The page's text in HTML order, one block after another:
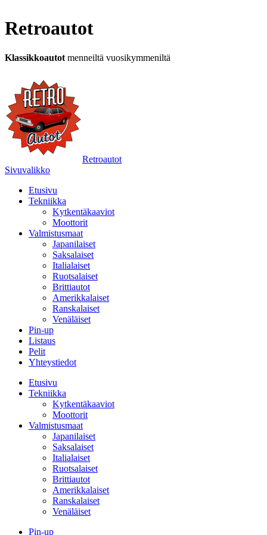
Retroautot
Klassikkoautot menneiltä vuosikymmeniltä
Retroautot
Sivuvalikko
Etusivu
Tekniikka
Kytkentäkaaviot
Moottorit
Valmistusmaat
Japanilaiset
Saksalaiset
Italialaiset
Ruotsalaiset
Brittiautot
Amerikkalaiset
Ranskalaiset
Venäläiset
Pin-up
Listaus
Pelit
Yhteystiedot
Etusivu
Tekniikka
Kytkentäkaaviot
Moottorit
Valmistusmaat
Japanilaiset
Saksalaiset
Italialaiset
Ruotsalaiset
Brittiautot
Amerikkalaiset
Ranskalaiset
Venäläiset
Pin-up